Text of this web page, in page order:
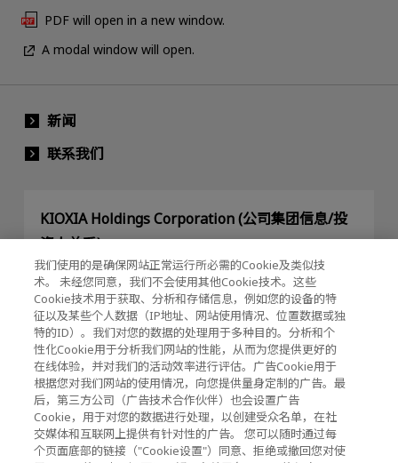
PDF will open in a new window.
A modal window will open.
新闻
联系我们
KIOXIA Holdings Corporation (公司集团信息/投
资人关系)
KIOXIA Holdings Corporation Home
投资人关系
隐私政策
我们使用的是确保网站正常运行所必需的Cookie及类似技
术。 未经您同意，我们不会使用其他Cookie技术。这些
Cookie技术用于获取、分析和存储信息，例如您的设备的特
征以及某些个人数据（IP地址、网站使用情况、位置数据或独
特的ID）。我们对您的数据的处理用于多种目的。分析和个
性化Cookie用于分析我们网站的性能，从而为您提供更好的
在线体验，并对我们的活动效率进行评估。广告Cookie用于
根据您对我们网站的使用情况，向您提供量身定制的广告。最
后，第三方公司（广告技术合作伙伴）也会设置广告
Cookie，用于对您的数据进行处理，以创建受众名单，在社
交媒体和互联网上提供有针对性的广告。 您可以随时通过每
个页面底部的链接（"Cookie设置"）同意、拒绝或撤回您对使